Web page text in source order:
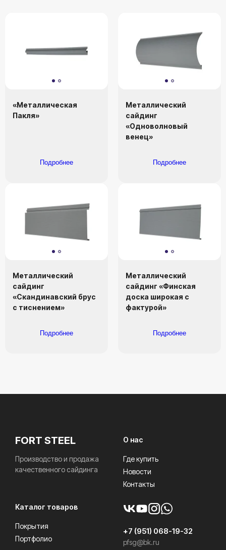
«Металлическая
Пакля»
Подробнее
Металлический
сайдинг
«Одноволновый
венец»
Подробнее
Металлический
сайдинг
«Скандинавский брус
с тиснением»
Подробнее
Металлический
сайдинг «Финская
доска широкая с
фактурой»
Подробнее
FORT STEEL
Производство и продажа
качественного сайдинга
О нас
Где купить
Новости
Контакты
Каталог товаров
Покрытия
Портфолио
+7 (951) 068-19-32
pfsg@bk.ru